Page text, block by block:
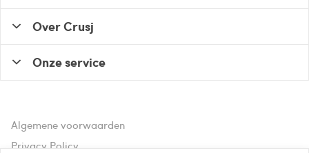
Over Crusj
Onze service
Algemene voorwaarden
Privacy Policy